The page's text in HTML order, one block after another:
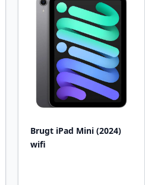
Brugt iPad Mini (2024)
wifi